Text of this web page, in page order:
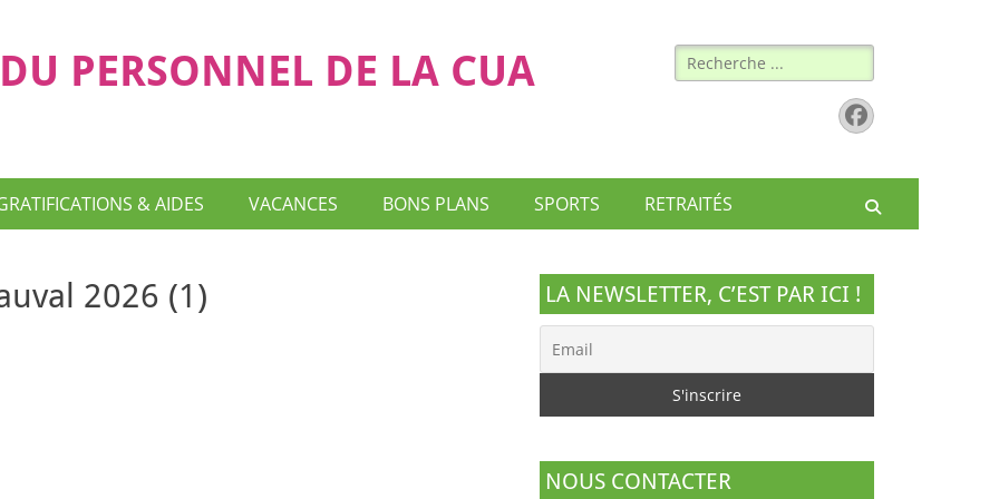
PERSONNEL DE LA CUA Rechercher :
Facebook
& AIDES VACANCES BONS PLANS SPORTS RETRAITÉS
2026 (1) LA NEWSLETTER, C’EST PAR ICI !
NOUS CONTACTER